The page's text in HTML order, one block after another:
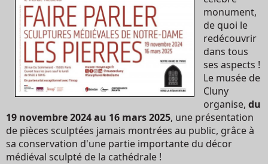
monument,
de quoi le
redécouvrir
dans tous
ses aspects !
Le musée de
Cluny
organise, du
19 novembre 2024 au 16 mars 2025, une présentation
de pièces sculptées jamais montrées au public, grâce à
sa conservation d'une partie importante du décor
médiéval sculpté de la cathédrale !